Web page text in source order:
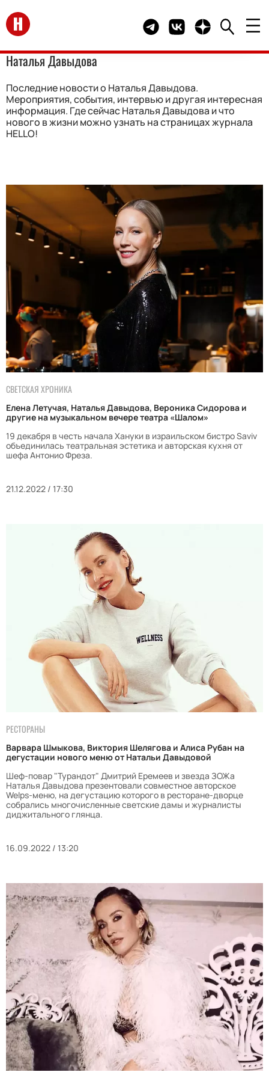
Перейти на главную Telegram канал HELLO
Группа HELLO
Канал HELLO в
Наталья Давыдова
Последние новости о Наталья Давыдова.
Мероприятия, события, интервью и другая интересная
информация. Где сейчас Наталья Давыдова и что
нового в жизни можно узнать на страницах журнала
HELLO!
СВЕТСКАЯ ХРОНИКА
Елена Летучая, Наталья Давыдова, Вероника Сидорова и
другие на музыкальном вечере театра «Шалом»
19 декабря в честь начала Хануки в израильском бистро Saviv
объединилась театральная эстетика и авторская кухня от
шефа Антонио Фреза.
21.12.2022 / 17:30
РЕСТОРАНЫ
Варвара Шмыкова, Виктория Шелягова и Алиса Рубан на
дегустации нового меню от Натальи Давыдовой
Шеф-повар "Турандот" Дмитрий Еремеев и звезда ЗОЖа
Наталья Давыдова презентовали совместное авторское
Welps-меню, на дегустацию которого в ресторане-дворце
собрались многочисленные светские дамы и журналисты
диджитального глянца.
16.09.2022 / 13:20